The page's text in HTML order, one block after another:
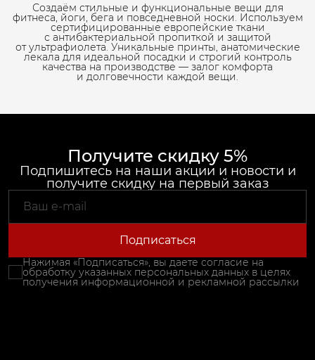
Создаём стильные и функциональные вещи для
фитнеса, йоги, бега и повседневной носки. Используем
сертифицированные европейские ткани
с антибактериальной пропиткой и защитой
от ультрафиолета. Уникальные принты, анатомические
лекала для идеальной посадки и строгий контроль
качества на производстве — залог комфорта
и долговечности каждой вещи.
Получите скидку 5%
Подпишитесь на наши акции и новости и
получите скидку на первый заказ
Подписаться
Нажимая «Подписаться», вы даете согласие на
обработку указанных персональных данных в целях
получения информационной и рекламной рассылки